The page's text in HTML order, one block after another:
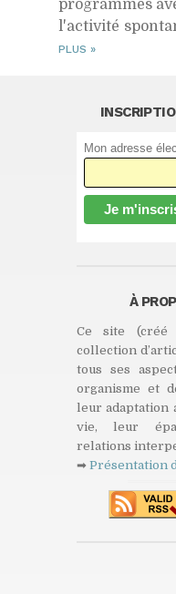
programmés
l'activité
PLUS »
Mon adresse
À
Ce site (créé
collection
tous ses
organisme et
leur adaptation
vie, leur
relations
➡ Présentation